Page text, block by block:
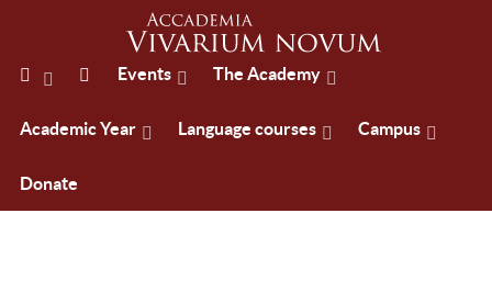
Events The Academy
Academic Year Language courses Campus
Donate